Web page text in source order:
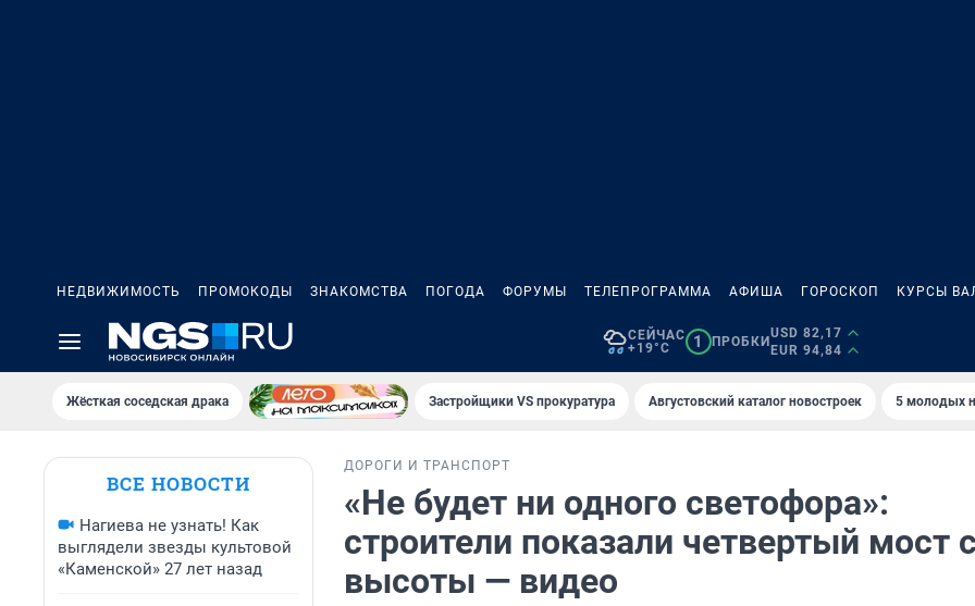
НЕДВИЖИМОСТЬ ПРОМОКОДЫ ЗНАКОМСТВА ПОГОДА ФОРУМЫ ТЕЛЕПРОГРАММА АФИША ГОРОСКОП КУРСЫ
СЕЙЧАС
+19°C
1 ПРОБКИ
USD 82,17
EUR 94,84
Жёсткая соседская драка Застройщики VS прокуратура Августовский каталог новостроек 5 молодых
ВСЕ НОВОСТИ
Нагиева не узнать! Как
выглядели звезды культовой
«Каменской» 27 лет назад
ДОРОГИ И ТРАНСПОРТ
«Не будет ни одного светофора»:
строители показали четвертый мост с
высоты — видео